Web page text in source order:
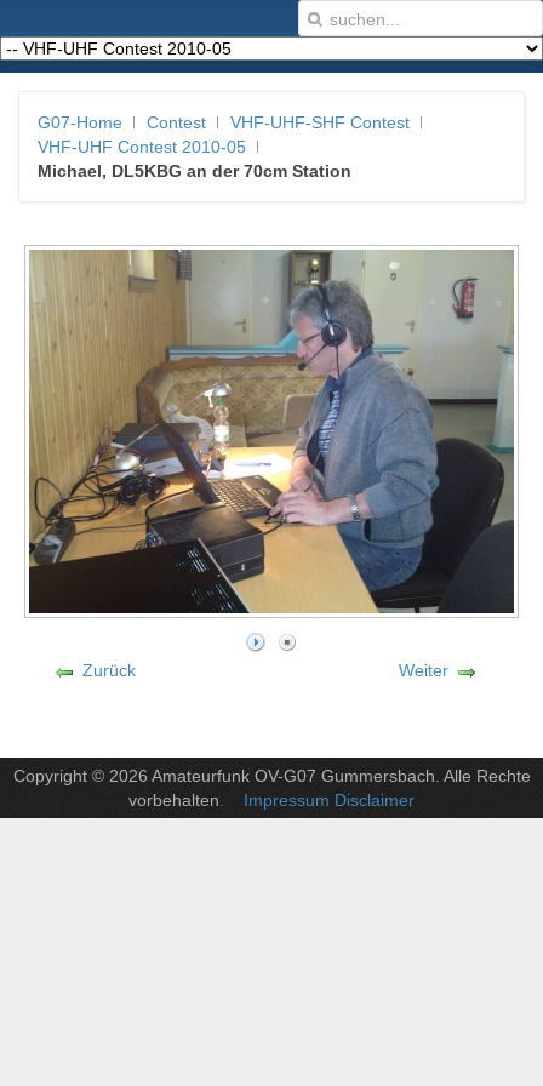
G07-Home Contest
VHF-UHF-SHF Contest
VHF-UHF Contest 2010-05
Michael, DL5KBG an der 70cm Station
Zurück Weiter
Copyright © 2026 Amateurfunk OV-G07 Gummersbach. Alle Rechte
vorbehalten . Impressum Disclaimer